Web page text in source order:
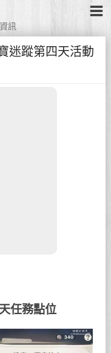
訊
迷蹤第四天活動
任務點位